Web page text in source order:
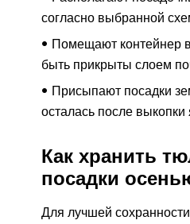
согласно выбранной
Помещают контейнер
быть прикрыты слоем
Присыпают посадки
осталась после выкопки
Как хранить
посадки
Для лучшей